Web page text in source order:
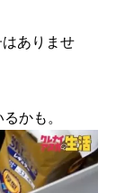
ありませ
かも。